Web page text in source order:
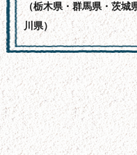
（栃木県・群馬県・茨城
川県）